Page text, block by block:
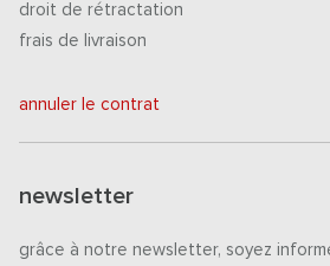
droit de rétractation
frais de livraison
annuler le contrat
newsletter
grâce à notre newsletter, soyez